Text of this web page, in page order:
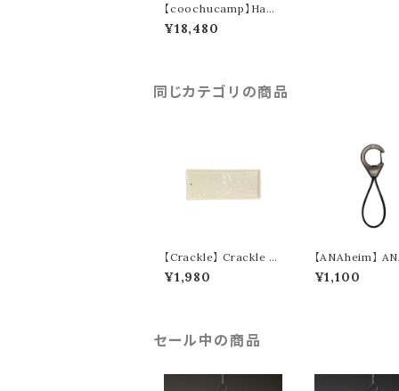
【coochucamp】Happ
y Fleece Half Zip Sw
eater (beige)
¥18,480
同じカテゴリの商品
【Crackle】 Crackle B
uckus Tray
¥1,980
【ANAheim】
m Rubber
abiner "Black"
¥1,100
セール中の商品